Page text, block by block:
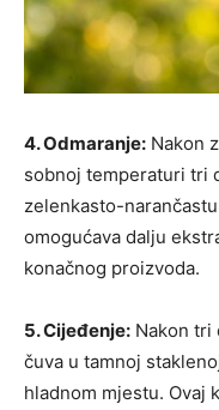
4. Odmaranje: Nakon
sobnoj temperaturi tri
zelenkasto-
omogućava dalju
konačnog proizvoda.
5. Cijeđenje: Nakon tri
čuva u tamnoj
hladnom mjestu. Ovaj